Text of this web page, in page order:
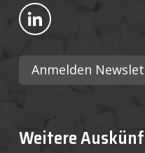
Bekijk ons op LinkedIn
Anmelden
Weitere